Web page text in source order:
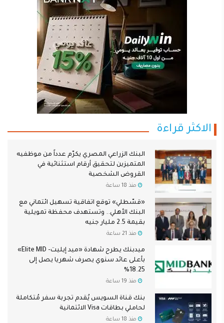
الاكثر قراءة
البنك الزراعي المصري يكرّم عدداً من موظفيه
المتميزين لتحقيق أرقام استثنائية في
القروض الشخصية
منذ 18 ساعة
«قسّطلي» توقع اتفاقية تسهيل ائتماني مع
البنك الأهلي.. وتستهدف محفظة تمويلية
بقيمة 2.5 مليار جنيه
منذ 21 ساعة
ميدبنك يطرح شهادة «ميد إيليت- Elite MID»
بأعلى عائد سنوي يصرف شهريا يصل إلى
18.25%
منذ 19 ساعة
بنك قناة السويس يُقدم تجربة سفر مُتكاملة
لحاملي بطاقات Visa الائتمانية
منذ 18 ساعة